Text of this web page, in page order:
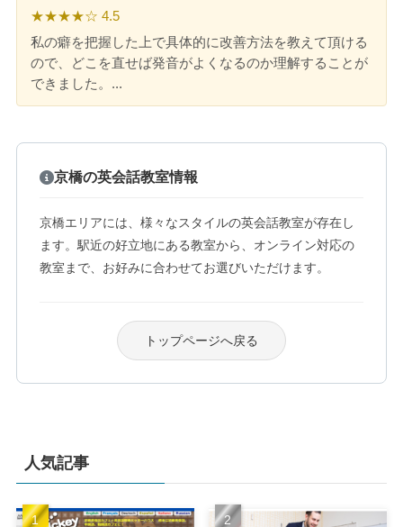
★★★★☆ 4.5
私の癖を把握した上で具体的に改善方法を教えて頂ける
ので、どこを直せば発音がよくなるのか理解することが
できました。...
京橋の英会話教室情報
京橋エリアには、様々なスタイルの英会話教室が存在し
ます。駅近の好立地にある教室から、オンライン対応の
教室まで、お好みに合わせてお選びいただけます。
トップページへ戻る
人気記事